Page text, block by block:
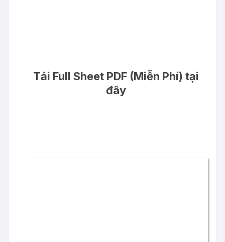
Tải Full Sheet PDF (Miễn Phí) tại
đây